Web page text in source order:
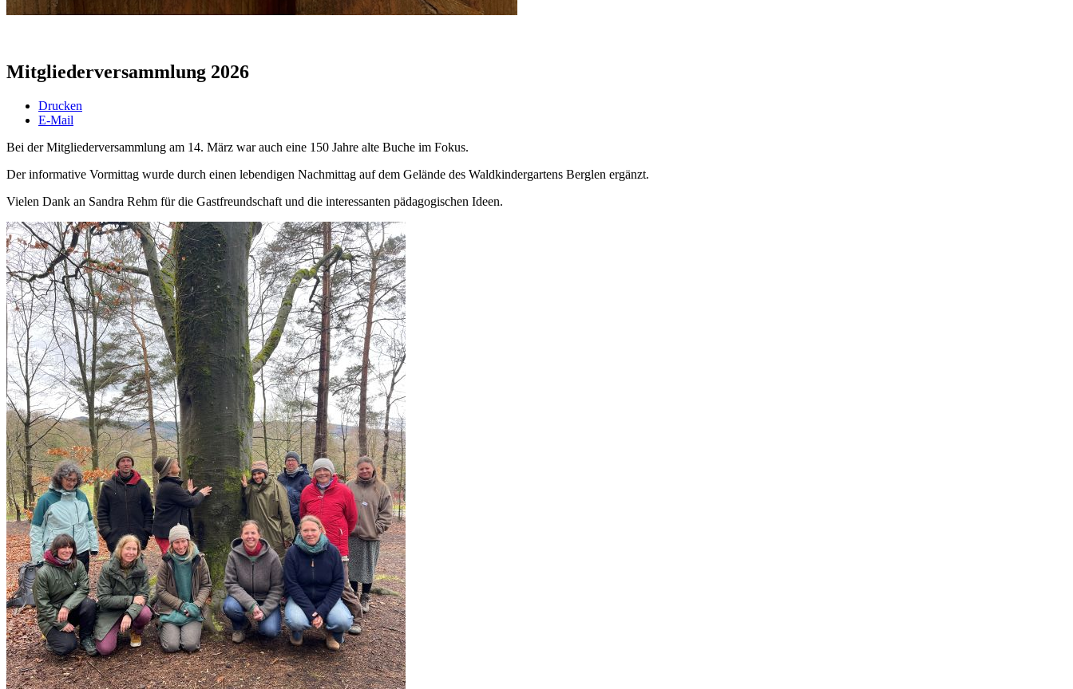
Mitgliederversammlung 2026
Drucken
E-Mail
Bei der Mitgliederversammlung am 14. März war auch eine 150 Jahre alte Buche im Fokus.
Der informative Vormittag wurde durch einen lebendigen Nachmittag auf dem Gelände des Waldkindergartens Berglen ergänzt.
Vielen Dank an Sandra Rehm für die Gastfreundschaft und die interessanten pädagogischen Ideen.